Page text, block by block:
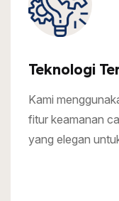
Teknologi
Kami
fitur keamanan
yang elegan